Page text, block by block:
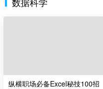
纵横职场必备Excel秘技100招